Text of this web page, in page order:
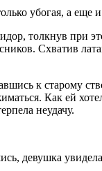
убогая, а еще
толкнув при
Схватив
к старому
Как ей
неудачу.
девушка